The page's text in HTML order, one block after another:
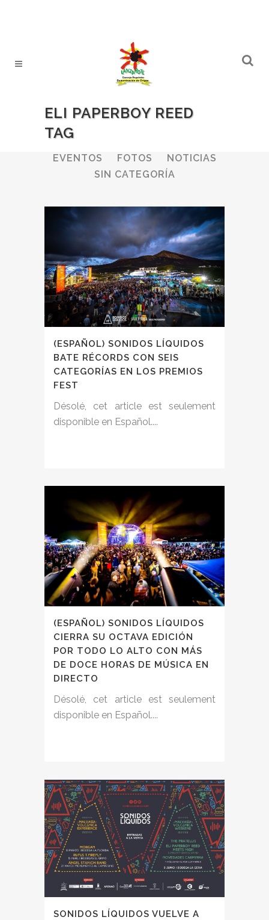
ELI PAPERBOY REED
TAG
ALL
EVENTOS
FOTOS
NOTICIAS
SIN CATEGORÍA
(ESPAÑOL) SONIDOS LÍQUIDOS
BATE RÉCORDS CON SEIS
CATEGORÍAS EN LOS PREMIOS
FEST
Désolé, cet article est seulement
disponible en Español....
(ESPAÑOL) SONIDOS LÍQUIDOS
CIERRA SU OCTAVA EDICIÓN
POR TODO LO ALTO CON MÁS
DE DOCE HORAS DE MÚSICA EN
DIRECTO
Désolé, cet article est seulement
disponible en Español....
SONIDOS LÍQUIDOS VUELVE A